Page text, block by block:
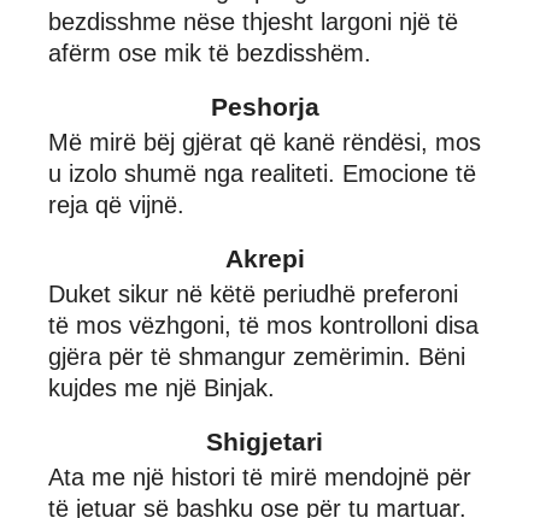
bezdisshme nëse thjesht largoni një të
afërm ose mik të bezdisshëm.
Peshorja
Më mirë bëj gjërat që kanë rëndësi, mos
u izolo shumë nga realiteti. Emocione të
reja që vijnë.
Akrepi
Duket sikur në këtë periudhë preferoni
të mos vëzhgoni, të mos kontrolloni disa
gjëra për të shmangur zemërimin. Bëni
kujdes me një Binjak.
Shigjetari
Ata me një histori të mirë mendojnë për
të jetuar së bashku ose për tu martuar.